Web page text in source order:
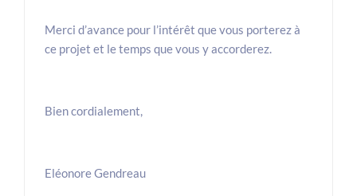
Merci d’avance pour l’intérêt que vous porterez à
ce projet et le temps que vous y accorderez.
Bien cordialement,
Eléonore Gendreau